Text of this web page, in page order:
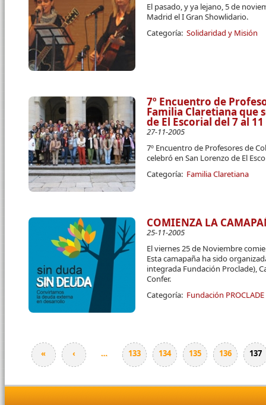
El pasado, y ya lejano, 5 de
Madrid el I Gran Showlidario.
Categoría: Solidaridad y Misión
7º Encuentro de
Familia Claretiana que
de El Escorial del 7 al
27-11-2005
7º Encuentro de Profesores de
celebró en San Lorenzo de El
Categoría: Familia Claretiana
COMIENZA LA
25-11-2005
El viernes 25 de Noviembre
Esta camapaña ha sido
integrada Fundación Proclade),
Confer.
Categoría: Fundación PROCLADE
Páginas
« ‹ … 133 134 135 136 137